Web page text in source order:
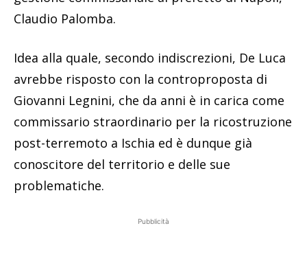
Claudio Palomba.
Idea alla quale, secondo indiscrezioni, De Luca
avrebbe risposto con la controproposta di
Giovanni Legnini, che da anni è in carica come
commissario straordinario per la ricostruzione
post-terremoto a Ischia ed è dunque già
conoscitore del territorio e delle sue
problematiche.
Pubblicità